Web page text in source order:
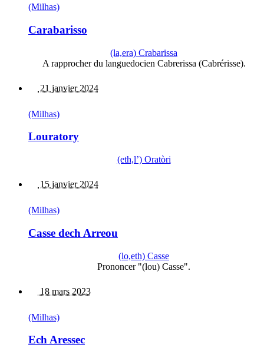
(Milhas)
Carabarisso
(la,era) Crabarissa
A rapprocher du languedocien Cabrerissa (Cabrérisse).
21 janvier 2024
(Milhas)
Louratory
(eth,l’) Oratòri
15 janvier 2024
(Milhas)
Casse dech Arreou
(lo,eth) Casse
Prononcer "(lou) Casse".
18 mars 2023
(Milhas)
Ech Aressec